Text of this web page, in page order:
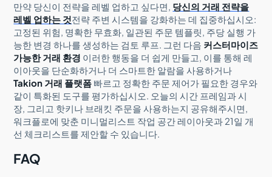
만약 당신이 전략을 레벨 업하고 싶다면, 당신의 거래 전략을
레벨 업하는 것전략 주변 시스템을 강화하는 데 집중하십시오:
고정된 위험, 명확한 무효화, 일관된 주문 템플릿, 주당 실행 가
능한 변경 하나를 생성하는 검토 루프. 그런 다음 커스터마이즈
가능한 거래 환경 이러한 행동을 더 쉽게 만들고, 이를 통해 레
이아웃을 단순화하거나 더 스마트한 알람을 사용하거나
Takion 거래 플랫폼 빠르고 정확한 주문 제어가 필요한 경우와
같이 특화된 도구를 평가하십시오. 오늘의 시간 프레임과 시
장, 그리고 핫키나 브래킷 주문을 사용하는지 공유해주시면,
워크플로에 맞춘 미니멀리스트 작업 공간 레이아웃과 21일 개
선 체크리스트를 제안할 수 있습니다.
FAQ